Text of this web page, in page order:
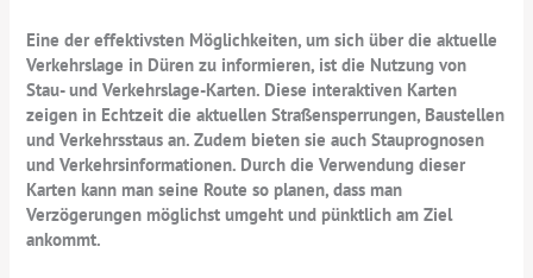
Eine der effektivsten Möglichkeiten, um sich über die aktuelle
Verkehrslage in Düren zu informieren, ist die Nutzung von
Stau- und Verkehrslage-Karten. Diese interaktiven Karten
zeigen in Echtzeit die aktuellen Straßensperrungen, Baustellen
und Verkehrsstaus an. Zudem bieten sie auch Stauprognosen
und Verkehrsinformationen. Durch die Verwendung dieser
Karten kann man seine Route so planen, dass man
Verzögerungen möglichst umgeht und pünktlich am Ziel
ankommt.